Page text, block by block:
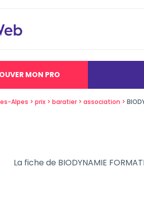
MON PRO
Alpes prix baratier association
La fiche de BIODYNAMIE